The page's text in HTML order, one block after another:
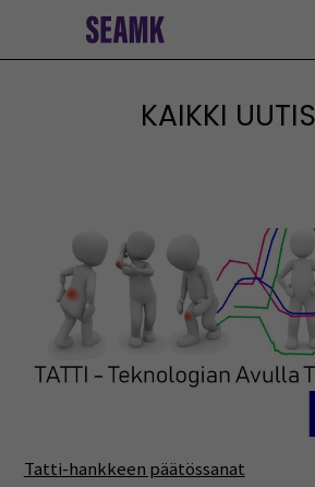
KAIKKI
Tatti-hankkeen päätössanat